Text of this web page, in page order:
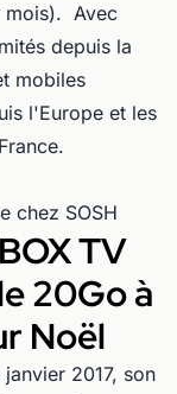
mois). Avec
depuis la
mobiles
l'Europe et les
chez SOSH
TV
20Go à
Noël
2017, son